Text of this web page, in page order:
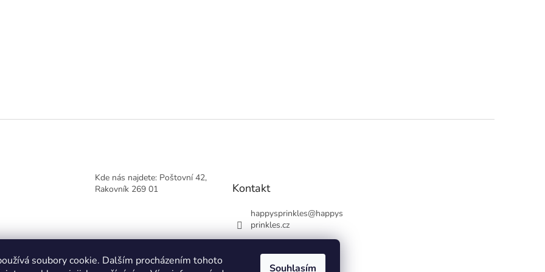
soubory cookie. Dalším procházením tohoto
Souhlasím
Kde nás najdete: Poštovní 42,
Rakovník 269 01
Kontakt
happysprinkles@happys
prinkles.cz
+420736770446